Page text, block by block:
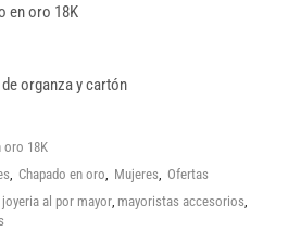
en oro 18K
organza y cartón
oro 18K
, Chapado en oro, Mujeres, Ofertas
joyeria al por mayor, mayoristas accesorios,